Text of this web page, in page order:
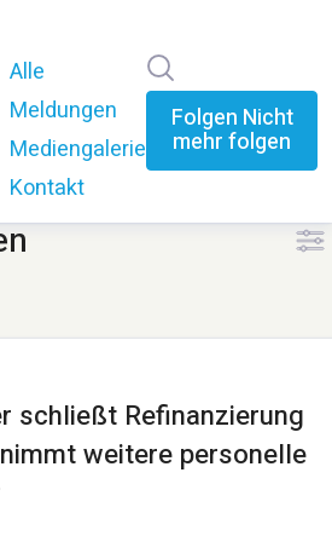
Alle
Meldungen
Mediengalerie
Kontakt
Folgen Nicht
mehr folgen
schließt Refinanzierung
weitere personelle